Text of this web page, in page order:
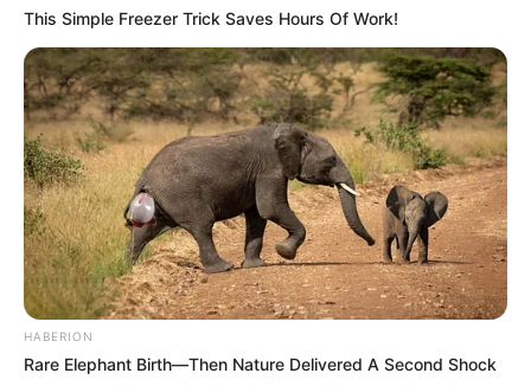
This Simple Freezer Trick Saves Hours Of Work!
HABERION
Rare Elephant Birth—Then Nature Delivered A Second Shock